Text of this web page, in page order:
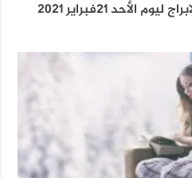
21فبراير 2021